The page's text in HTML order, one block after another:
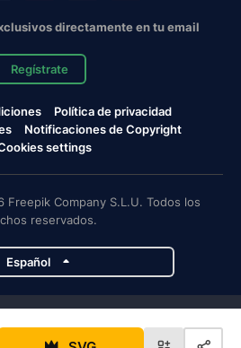
directamente en tu email
Regístrate
Política de privacidad
Notificaciones de Copyright
settings
Company S.L.U. Todos los
reservados.
Español